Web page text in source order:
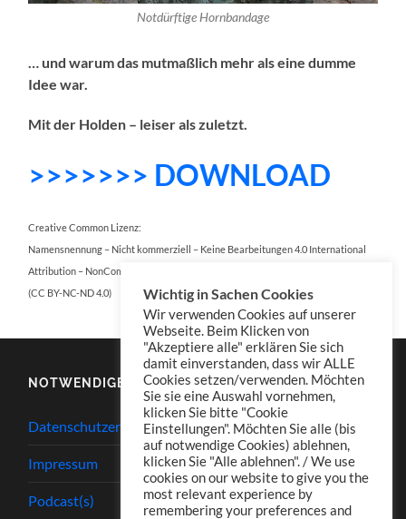
Notdürftige Hornbandage
… und warum das mutmaßlich mehr als eine dumme
Idee war.
Mit der Holden – leiser als zuletzt.
>>>>>>> DOWNLOAD
Creative Common Lizenz:
Namensnennung – Nicht kommerziell – Keine Bearbeitungen 4.0 International
Attribution – NonCommercial – NoDerivatives 4.0 International
(CC BY-NC-ND 4.0)
NOTWENDIGES
Datenschutzerklärung
Impressum
Podcast(s)
Wichtig in Sachen Cookies
Wir verwenden Cookies auf unserer
Webseite. Beim Klicken von
"Akzeptiere alle" erklären Sie sich
damit einverstanden, dass wir ALLE
Cookies setzen/verwenden. Möchten
Sie sie eine Auswahl vornehmen,
klicken Sie bitte "Cookie
Einstellungen". Möchten Sie alle (bis
auf notwendige Cookies) ablehnen,
klicken Sie "Alle ablehnen". / We use
cookies on our website to give you the
most relevant experience by
remembering your preferences and